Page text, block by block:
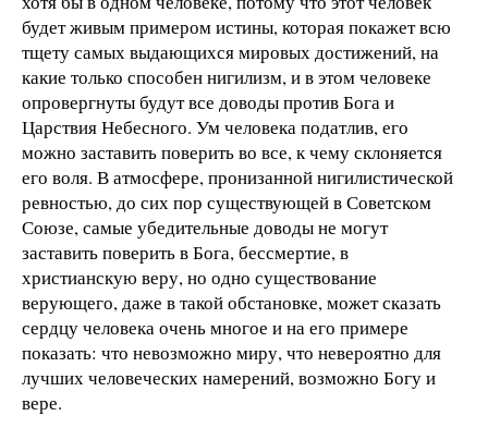
будет живым примером истины, которая покажет всю
тщету самых выдающихся мировых достижений, на
какие только способен нигилизм, и в этом человеке
опровергнуты будут все доводы против Бога и
Царствия Небесного. Ум человека податлив, его
можно заставить поверить во все, к чему склоняется
его воля. В атмосфере, пронизанной нигилистической
ревностью, до сих пор существующей в Советском
Союзе, самые убедительные доводы не могут
заставить поверить в Бога, бессмертие, в
христианскую веру, но одно существование
верующего, даже в такой обстановке, может сказать
сердцу человека очень многое и на его примере
показать: что невозможно миру, что невероятно для
лучших человеческих намерений, возможно Богу и
вере.